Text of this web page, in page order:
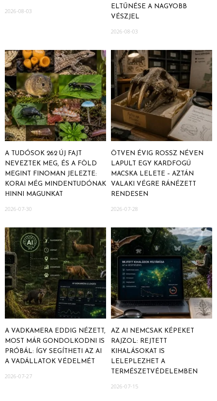
2026-08-03
ELTŰNÉSE A NAGYOBB
VÉSZJEL
2026-08-03
A TUDÓSOK 262 ÚJ FAJT
NEVEZTEK MEG, ÉS A FÖLD
MEGINT FINOMAN JELEZTE:
KORAI MÉG MINDENTUDÓNAK
HINNI MAGUNKAT
2026-07-30
ÖTVEN ÉVIG ROSSZ NÉVEN
LAPULT EGY KARDFOGÚ
MACSKA LELETE – AZTÁN
VALAKI VÉGRE RÁNÉZETT
RENDESEN
2026-07-28
A VADKAMERA EDDIG NÉZETT,
MOST MÁR GONDOLKODNI IS
PRÓBÁL: ÍGY SEGÍTHETI AZ AI
A VADÁLLATOK VÉDELMÉT
2026-07-27
AZ AI NEMCSAK KÉPEKET
RAJZOL: REJTETT
KIHALÁSOKAT IS
LELEPLEZHET A
TERMÉSZETVÉDELEMBEN
2026-07-15